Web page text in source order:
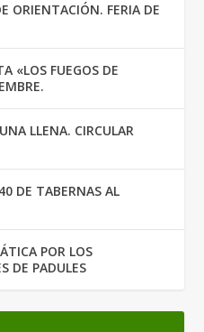
ORIENTACIÓN. FERIA DE
«LOS FUEGOS DE
LLENA. CIRCULAR
DE TABERNAS AL
POR LOS
DE PADULES